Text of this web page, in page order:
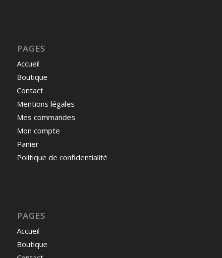
PAGES
Accueil
Boutique
Contact
Mentions légales
Mes commandes
Mon compte
Panier
Politique de confidentialité
PAGES
Accueil
Boutique